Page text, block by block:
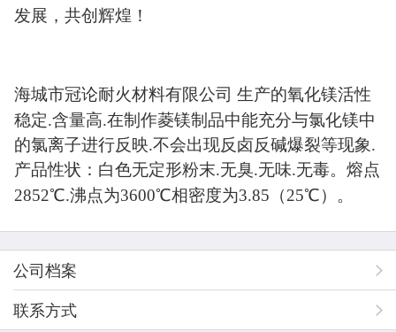
发展，共创辉煌！
海城市冠论耐火材料有限公司 生产的氧化镁活性
稳定.含量高.在制作菱镁制品中能充分与氯化镁中
的氯离子进行反映.不会出现反卤反碱爆裂等现象.
产品性状：白色无定形粉末.无臭.无味.无毒。熔点
2852℃.沸点为3600℃相密度为3.85（25℃）。
公司档案
联系方式